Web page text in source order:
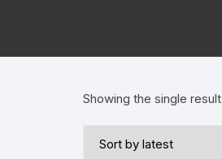
Showing the single result